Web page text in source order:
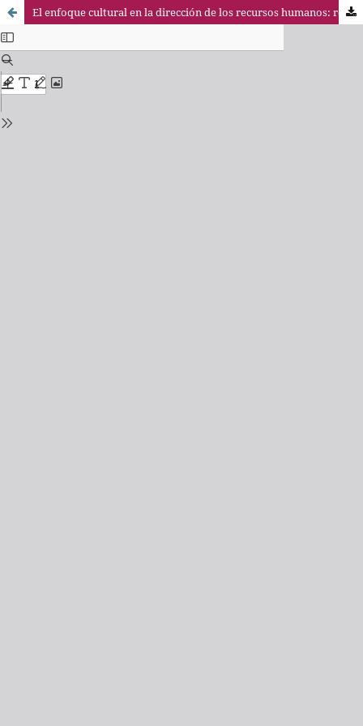
El enfoque cultural en la dirección de los recursos humanos: revisión de la literatura e implicaciones para el futuro